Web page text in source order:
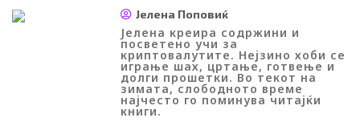
Јелена Поповиќ
Јелена креира содржини и
посветено учи за
криптовалутите. Нејзино хоби се
играње шах, цртање, готвење и
долги прошетки. Во текот на
зимата, слободното време
најчесто го поминува читајќи
книги.